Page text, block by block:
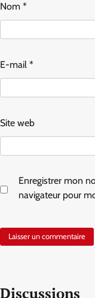
Nom *
E-mail *
Site web
Enregistrer mon
navigateur pour
Discussions